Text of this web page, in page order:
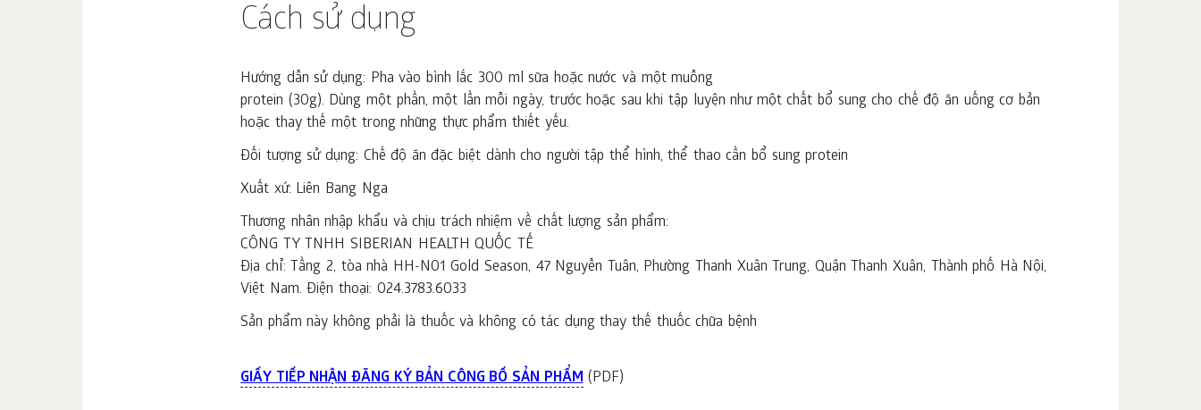
Cách sử dụng
Hướng dẫn sử dụng: Pha vào bình lắc 300 ml sữa hoặc nước và một muỗng
protein (30g). Dùng một phần, một lần mỗi ngày, trước hoặc sau khi tập luyện như một chất bổ sung cho chế độ ăn uống cơ bản
hoặc thay thế một trong những thực phẩm thiết yếu.
Đối tượng sử dụng: Chế độ ăn đặc biệt dành cho người tập thể hình, thể thao cần bổ sung protein
Xuất xứ: Liên Bang Nga
Thương nhân nhập khẩu và chịu trách nhiệm về chất lượng sản phẩm:
CÔNG TY TNHH SIBERIAN HEALTH QUỐC TẾ
Địa chỉ: Tầng 2, tòa nhà HH-N01 Gold Season, 47 Nguyễn Tuân, Phường Thanh Xuân Trung, Quận Thanh Xuân, Thành phố Hà Nội,
Việt Nam. Điện thoại: 024.3783.6033
Sản phẩm này không phải là thuốc và không có tác dụng thay thế thuốc chữa bệnh
GIẤY TIẾP NHẬN ĐĂNG KÝ BẢN CÔNG BỐ SẢN PHẨM(PDF)